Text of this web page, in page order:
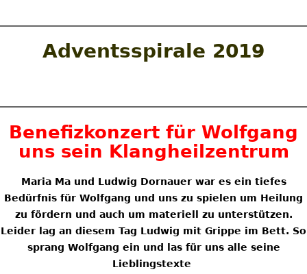
Adventsspirale 2019
Benefizkonzert für Wolfgang
uns sein Klangheilzentrum
Maria Ma und Ludwig Dornauer war es ein tiefes
Bedürfnis für Wolfgang und uns zu spielen um Heilung
zu fördern und auch um materiell zu unterstützen.
Leider lag an diesem Tag Ludwig mit Grippe im Bett. So
sprang Wolfgang ein und las für uns alle seine
Lieblingstexte